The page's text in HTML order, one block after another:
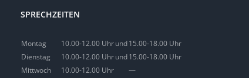
SPRECHZEITEN
Montag 10.00-12.00 Uhrund15.00-18.00 Uhr
Dienstag
10.00-12.00 Uhrund15.00-18.00 Uhr
Mittwoch
10.00-12.00 Uhr
—